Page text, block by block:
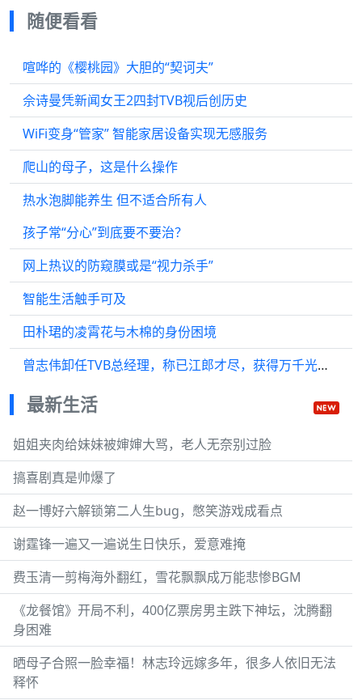
随便看看
喧哗的《樱桃园》大胆的“契诃夫”
佘诗曼凭新闻女王2四封TVB视后创历史
WiFi变身“管家” 智能家居设备实现无感服务
爬山的母子，这是什么操作
热水泡脚能养生 但不适合所有人
孩子常“分心”到底要不要治？
网上热议的防窥膜或是“视力杀手”
智能生活触手可及
田朴珺的凌霄花与木棉的身份困境
曾志伟卸任TVB总经理，称已江郎才尽，获得万千光辉荣誉传奇奖
最新生活
姐姐夹肉给妹妹被婶婶大骂，老人无奈别过脸
搞喜剧真是帅爆了
赵一博好六解锁第二人生bug，憋笑游戏成看点
谢霆锋一遍又一遍说生日快乐，爱意难掩
费玉清一剪梅海外翻红，雪花飘飘成万能悲惨BGM
《龙餐馆》开局不利，400亿票房男主跌下神坛，沈腾翻
身困难
晒母子合照一脸幸福！林志玲远嫁多年，很多人依旧无法
释怀